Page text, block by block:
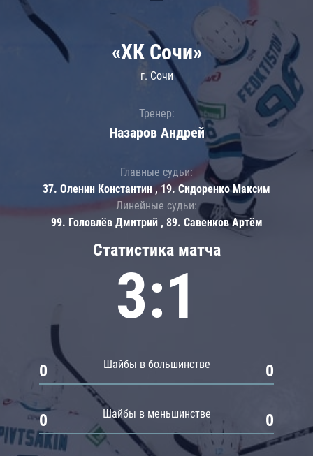
Статистика матча
3:1
Шайбы в большинстве
0 0
Шайбы в меньшинстве
0 0
«ХК Сочи»
г. Сочи
Тренер:
Назаров Андрей
Главные судьи:
37. Оленин Константин , 19. Сидоренко Максим
Линейные судьи:
99. Головлёв Дмитрий , 89. Савенков Артём